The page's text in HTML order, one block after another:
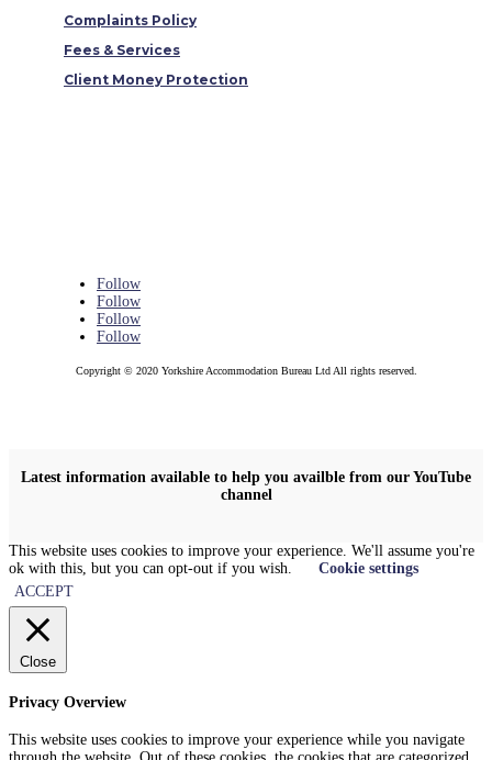
Complaints Policy
Fees & Services
Client Money Protection
Follow
Follow
Follow
Follow
Copyright © 2020 Yorkshire Accommodation Bureau Ltd All rights reserved.
Latest information available to help you availble from our YouTube
channel
This website uses cookies to improve your experience. We'll assume you're
ok with this, but you can opt-out if you wish.
Cookie settings
ACCEPT
Close
Privacy Overview
This website uses cookies to improve your experience while you navigate